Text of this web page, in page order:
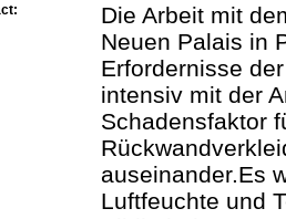
Die Arbeit mit
Neuen Palais in
Erfordernisse
intensiv mit der
Schadensfaktor
auseinander.Es
Luftfeuchte und